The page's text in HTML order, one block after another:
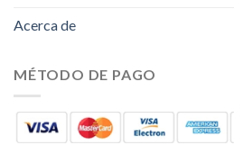
Acerca de
MÉTODO DE PAGO